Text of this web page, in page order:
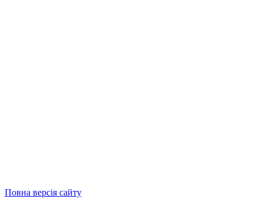
Повна версія сайту